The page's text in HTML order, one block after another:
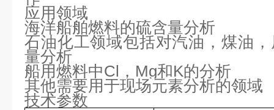
应用领域
海洋船舶燃料的硫含量分析
石油化工领域包括对汽油，煤油
量分析
船用燃料中Cl，Mg和K的分析
其他需要用于现场元素分析的领域
技术参数